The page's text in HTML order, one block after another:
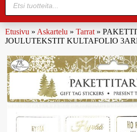
Etusivu » Askartelu » Tarrat »
JOULUTEKSTIT KULTAFOLIO